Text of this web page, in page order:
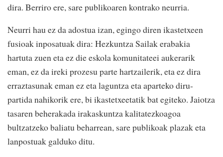
dira. Berriro ere, sare publikoaren kontrako neurria.
Neurri hau ez da adostua izan, egingo diren ikastetxeen
fusioak inposatuak dira: Hezkuntza Sailak erabakia
hartuta zuen eta ez die eskola komunitateei aukerarik
eman, ez da ireki prozesu parte hartzailerik, eta ez dira
erraztasunak eman ez eta laguntza eta aparteko diru-
partida nahikorik ere, bi ikastetxeetatik bat egiteko. Jaiotza
tasaren beherakada irakaskuntza kalitatezkoagoa
bultzatzeko baliatu beharrean, sare publikoak plazak eta
lanpostuak galduko ditu.